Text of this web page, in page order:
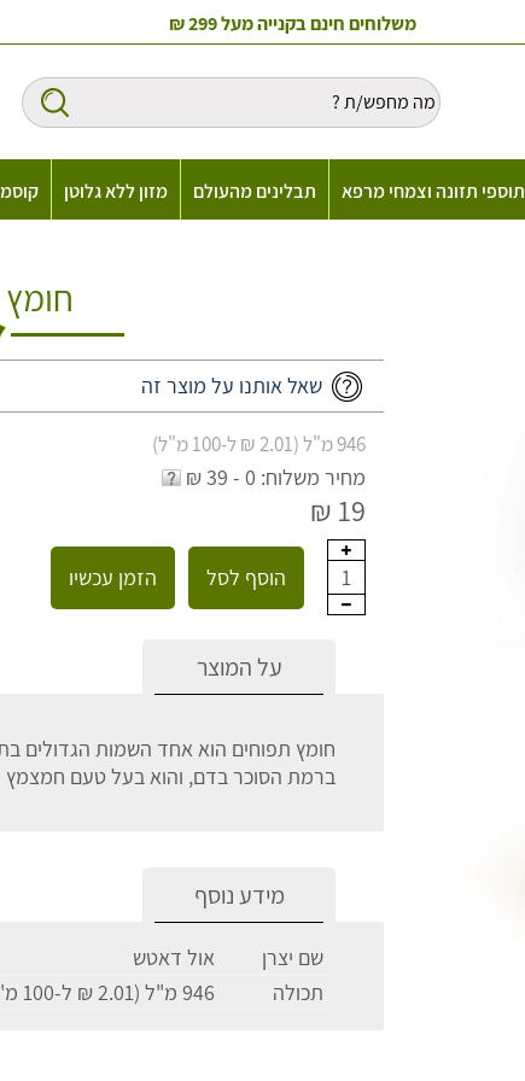
משלוחים חינם בקנייה מעל 299 ₪
תוספי תזונה וצמחי מרפא תבלינים מהעולם מזון ללא גלוטן
שאל אותנו על מוצר זה
946 מ"ל (2.01 ₪ ל-100 מ"ל)
מחיר משלוח: 0 - 39 ₪
19 ₪
1 הוסף לסל הזמן עכשיו
על המוצר
חומץ תפוחים הוא אחד השמות הגדולים
ברמת הסוכר בדם, והוא בעל טעם חמצמץ
מידע נוסף
שם יצרן
אול דאטש
תכולה
946 מ"ל (2.01 ₪ ל-100 מ"ל)